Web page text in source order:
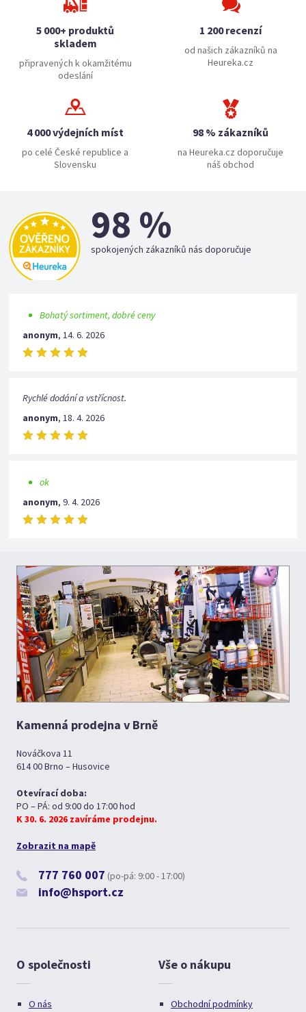
5 000+ produktů
skladem
připravených k okamžitému
odeslání
1 200 recenzí
od našich zákazníků na
Heureka.cz
4 000 výdejních míst
po celé České republice a
Slovensku
98 % zákazníků
na Heureka.cz doporučuje
náš obchod
98 %
spokojených zákazníků nás doporučuje
Bohatý sortiment, dobré ceny
anonym,14. 6. 2026
Rychlé dodání a vstřícnost.
anonym,18. 4. 2026
ok
anonym,9. 4. 2026
Kamenná prodejna v Brně
Nováčkova 11
614 00 Brno – Husovice
Otevírací doba:
PO – PÁ: od 9:00 do 17:00 hod
K 30. 6. 2026 zavíráme prodejnu.
Zobrazit na mapě
777 760 007 (po-pá: 9:00 - 17:00)
info@hsport.cz
O společnosti
O nás
Vše o nákupu
Obchodní podmínky